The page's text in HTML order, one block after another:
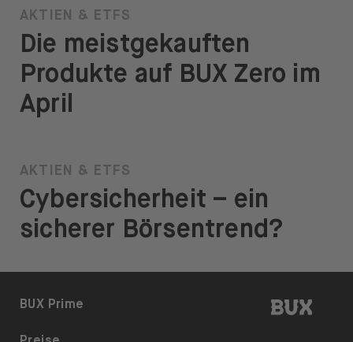
AKTIEN & ETFS
Die meistgekauften
Produkte auf BUX Zero im
April
AKTIEN & ETFS
Cybersicherheit – ein
sicherer Börsentrend?
BUX |
BUX Prime